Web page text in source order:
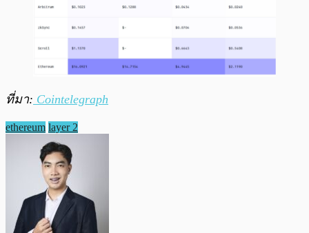
ที่มา: Cointelegraph
ethereum layer 2